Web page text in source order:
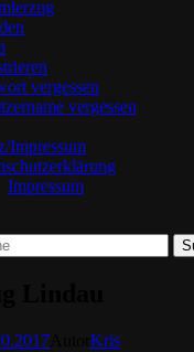
vergessen
vergessen
Impressum
Impressum
Kris